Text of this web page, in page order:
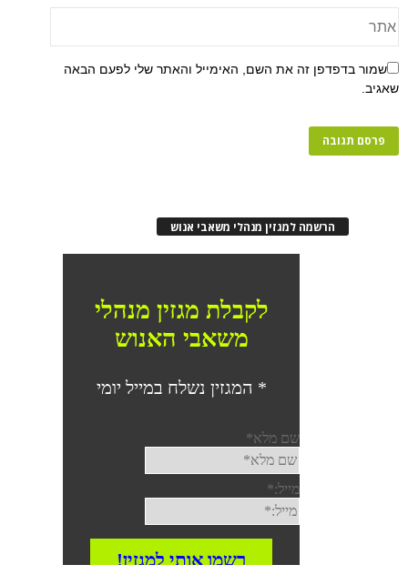
שמור בדפדפן זה את השם, האימייל והאתר שלי לפעם הבאה
שאגיב.
הרשמה למגזין מנהלי משאבי אנוש